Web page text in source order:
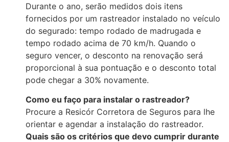
Durante o ano, serão medidos dois itens
fornecidos por um rastreador instalado no veículo
do segurado: tempo rodado de madrugada e
tempo rodado acima de 70 km/h. Quando o
seguro vencer, o desconto na renovação será
proporcional à sua pontuação e o desconto total
pode chegar a 30% novamente.
Como eu faço para instalar o rastreador?
Procure a Resicór Corretora de Seguros para lhe
orientar e agendar a instalação do rastreador.
Quais são os critérios que devo cumprir durante